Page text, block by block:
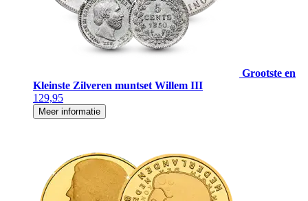
Grootste en
Kleinste Zilveren muntset Willem III
129,95
Meer informatie